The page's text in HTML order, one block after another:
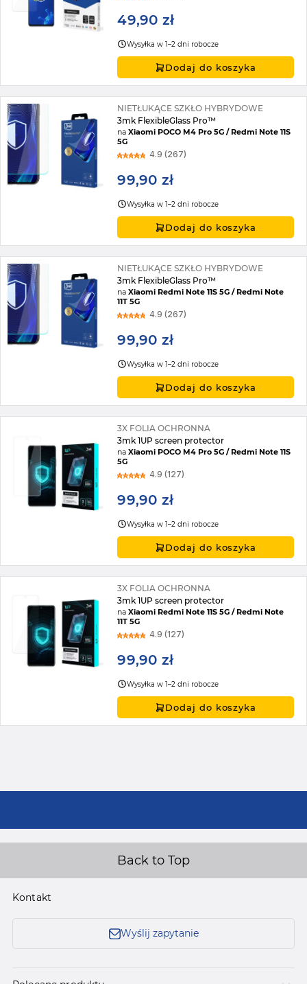
49,90 zł
Wysyłka w 1–2 dni robocze
Dodaj do koszyka
NIETŁUKĄCE SZKŁO HYBRYDOWE
3mk FlexibleGlass Pro™
naXiaomi POCO M4 Pro 5G / Redmi Note 11S
5G
4.9 (267)
99,90 zł
Wysyłka w 1–2 dni robocze
Dodaj do koszyka
NIETŁUKĄCE SZKŁO HYBRYDOWE
3mk FlexibleGlass Pro™
naXiaomi Redmi Note 11S 5G / Redmi Note
11T 5G
4.9 (267)
99,90 zł
Wysyłka w 1–2 dni robocze
Dodaj do koszyka
3X FOLIA OCHRONNA
3mk 1UP screen protector
naXiaomi POCO M4 Pro 5G / Redmi Note 11S
5G
4.9 (127)
99,90 zł
Wysyłka w 1–2 dni robocze
Dodaj do koszyka
3X FOLIA OCHRONNA
3mk 1UP screen protector
naXiaomi Redmi Note 11S 5G / Redmi Note
11T 5G
4.9 (127)
99,90 zł
Wysyłka w 1–2 dni robocze
Dodaj do koszyka
Back to Top
Kontakt
Wyślij zapytanie